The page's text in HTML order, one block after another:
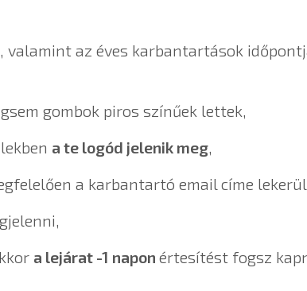
valamint az éves karbantartások
gombok piros színűek lettek,
a te logód jelenik meg,
a karbantartó email címe
a lejárat -1 napon értesítést fogsz